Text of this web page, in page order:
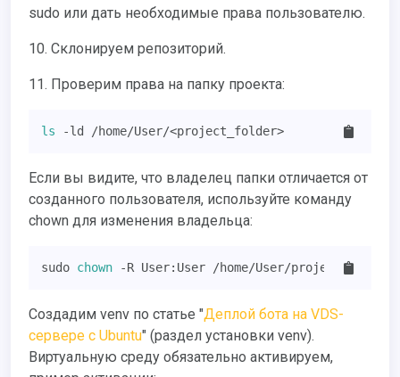
sudo или дать необходимые права пользователю.
10. Склонируем репозиторий.
11. Проверим права на папку проекта:
ls -ld /home/User/<project_folder>
Если вы видите, что владелец папки отличается от
созданного пользователя, используйте команду
chown для изменения владельца:
sudo chown -R User:User /home/User/project_folder
Создадим venv по статье "Деплой бота на VDS-
сервере с Ubuntu" (раздел установки venv).
Виртуальную среду обязательно активируем,